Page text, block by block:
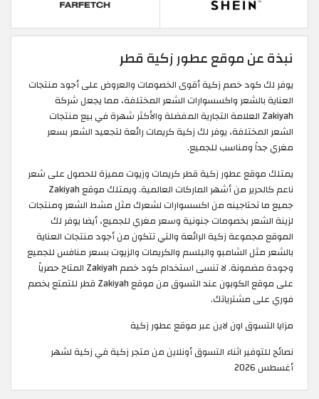
نبذة عن موقع عطور زكية قطر
يوفر لك كود خصم زكية أقوى الخصومات والعروض على أجود منتجات
العناية بالشعر واكسسوارات الشعر المختلفة، مما يجعل شركة
Zakiyah العلامة التجارية المفضلة والأكثر شهرة في بيع منتجات
الشعر المختلفة، يوفر لك زكية كريمات رائعة لتجعيد الشعر بسعر
مغري جداً ومناسب للجميع.
يمتلك موقع عطور زكية قطر كريمات وزيوت مميزة للحصول على شعر
ناعم كالحرير من أشهر الماركات العالمية. ويمتلك موقع Zakiyah
جميع ما تحتاجينه من اكسسوارات لشعرك مثل مشط الشعر ومنتجات
لزينة الشعر بخصومات جنونية وسعر مغري للجميع، أيضا يوفر لك
الموقع مجموعة زكية الرائعة والتي تتكون من أجود منتجات العناية
بالشعر مثل الشامبو والبلسم والكريمات والزيوت بسعر منافس للجميع
وجودة مضمونة. لا تنسى استخدام كود خصم Zakiyah المتاح حصرياً
على موقع الكوبون عند التسوق من موقع Zakiyah قطر للتمتع بخصم
فوري على مشترياتك. ​
مزايا التسوق اون لاين عبر موقع عطور زكية
نصائح للتوفير اثناء التسوق أونلاين من متجر زكية في زكية لشهر
أغسطس 2026